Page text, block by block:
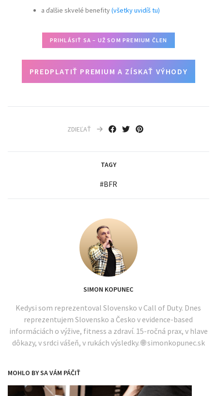
a ďalšie skvelé benefity(všetky uvidíš tu)
PRIHLÁSIŤ SA – UŽ SOM PREMIUM ČLEN
PREDPLATIŤ PREMIUM A ZÍSKAŤ VÝHODY
ZDIEĽAŤ
TAGY
#BFR
SIMON KOPUNEC
Kedysi som reprezentoval Slovensko v Call of Duty. Dnes
reprezentujem Slovensko a Česko v evidence-based
informáciách o výžive, fitness a zdraví. 15-ročná prax, v hlave
dôkazy, v srdci vášeň, v rukách výsledky. 🌐 simonkopunec.sk
MOHLO BY SA VÁM PÁČIŤ